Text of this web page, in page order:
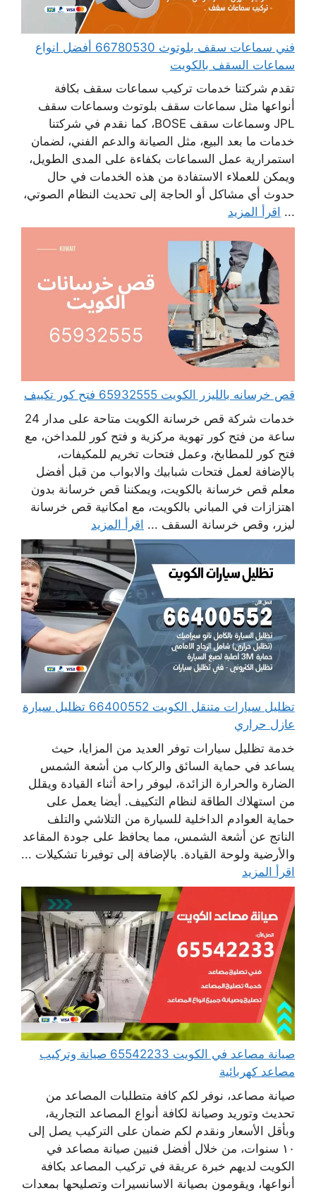
فني سماعات سقف بلوتوث 66780530 أفضل انواع
سماعات السقف بالكويت
تقدم شركتنا خدمات تركيب سماعات سقف بكافة
أنواعها مثل سماعات سقف بلوتوث وسماعات سقف
JPL وسماعات سقف BOSE، كما نقدم في شركتنا
خدمات ما بعد البيع، مثل الصيانة والدعم الفني، لضمان
استمرارية عمل السماعات بكفاءة على المدى الطويل،
ويمكن للعملاء الاستفادة من هذه الخدمات في حال
حدوث أي مشاكل أو الحاجة إلى تحديث النظام الصوتي،
... اقرأ المزيد
قص خرسانه بالليزر الكويت 65932555 فتح كور تكييف
خدمات شركة قص خرسانة الكويت متاحة على مدار 24
ساعة من فتح كور تهوية مركزية و فتح كور للمداخن، مع
فتح كور للمطابخ، وعمل فتحات تخريم للمكيفات،
بالإضافة لعمل فتحات شبابيك والابواب من قبل أفضل
معلم قص خرسانة بالكويت، ويمكننا قص خرسانة بدون
اهتزازات في المباني بالكويت، مع امكانية قص خرسانة
ليزر، وقص خرسانة السقف ... اقرأ المزيد
تظليل سيارات متنقل الكويت 66400552 تظليل سيارة
عازل حراري
خدمة تظليل سيارات توفر العديد من المزايا، حيث
يساعد في حماية السائق والركاب من أشعة الشمس
الضارة والحرارة الزائدة، ليوفر راحة أثناء القيادة ويقلل
من استهلاك الطاقة لنظام التكييف. أيضا يعمل على
حماية العوادم الداخلية للسيارة من التلاشي والتلف
الناتج عن أشعة الشمس، مما يحافظ على جودة المقاعد
والأرضية ولوحة القيادة. بالإضافة إلى توفيرنا تشكيلات ...
اقرأ المزيد
صيانة مصاعد في الكويت 65542233 صيانة وتركيب
مصاعد كهربائية
صيانة مصاعد، نوفر لكم كافة متطلبات المصاعد من
تحديث وتوريد وصيانة لكافة أنواع المصاعد التجارية،
وبأقل الأسعار ونقدم لكم ضمان على التركيب يصل إلى
١٠ سنوات، من خلال أفضل فنيين صيانة مصاعد في
الكويت لديهم خبرة عريقة في تركيب المصاعد بكافة
أنواعها، ويقومون بصيانة الاسانسيرات وتصليحها بمعدات